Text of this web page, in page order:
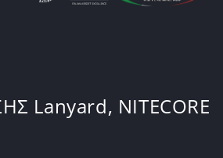
Lanyard, NITECORE